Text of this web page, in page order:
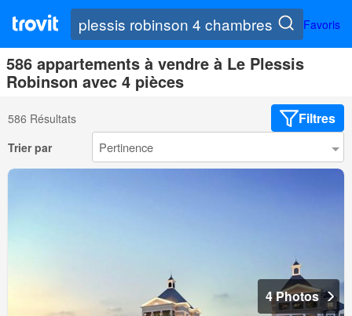
Favoris
586 appartements à vendre à Le Plessis
Robinson avec 4 pièces
586 Résultats Filtres
Trier par
4 Photos